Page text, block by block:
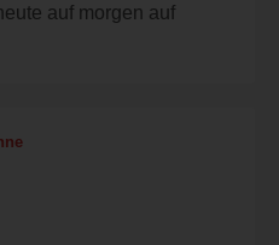
auf morgen auf